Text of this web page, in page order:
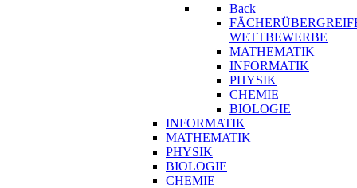
Back
WETTBEWERBE
MATHEMATIK
INFORMATIK
PHYSIK
CHEMIE
BIOLOGIE
INFORMATIK
MATHEMATIK
PHYSIK
BIOLOGIE
CHEMIE